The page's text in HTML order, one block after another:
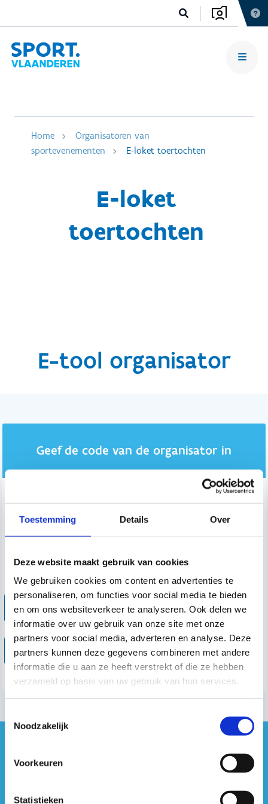
Toestemming Details Over
Deze website maakt gebruik van cookies
We gebruiken cookies om content en advertenties te
personaliseren, om functies voor social media te bieden
en om ons websiteverkeer te analyseren. Ook delen we
informatie over uw gebruik van onze site met onze
partners voor social media, adverteren en analyse. Deze
partners kunnen deze gegevens combineren met andere
informatie die u aan ze heeft verstrekt of die ze hebben
verzameld op basis van uw gebruik van hun services.
Noodzakelijk
Voorkeuren
Statistieken
Home
Organisatoren van
sportevenementen
E-loket toertochten
E-loket
toertochten
#sportersbelevenmeer